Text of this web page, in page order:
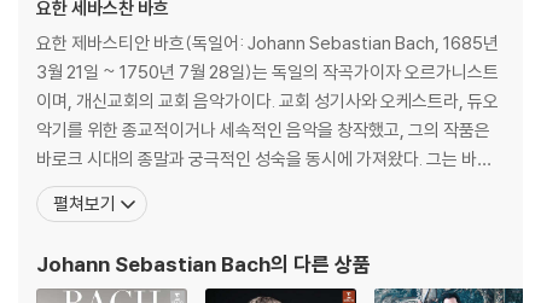
도 연주는 끝나지 않을 것이다. 요요 마는 언제나 이 작품을 연주할 것이고,
여러분이 이 위대한 작품을 자신과 함께 경험하기를 매순간 바랄 것이다.
그리고 이 작품으로 변화를 확인할 것 또한 멈추지 않을 것이다.
다만 앨범은 이렇게 말할 뿐이다. 여기 예순 둘, 겨울의 요요 마가 있다고.
요한 세바스찬 바흐
요한 제바스티안 바흐(독일어: Johann Sebastian Bach, 1685년
3월 21일 ~ 1750년 7월 28일)는 독일의 작곡가이자 오르가니스트
이며, 개신교회의 교회 음악가이다. 교회 성기사와 오케스트라, 듀오
악기를 위한 종교적이거나 세속적인 음악을 창작했고, 그의 작품은
바로크 시대의 종말과 궁극적인 성숙을 동시에 가져왔다. 그는 바로
크 시대의 최후에 위치하는 대가로서, 일반적인 작품은 독일음악의
전통에 깊이 뿌리박고 있을 뿐 아니라, 그 위에 이탈리아나 프랑스의
였다. 종교적 작품은 기존 구교 음
펼쳐보기
Johann Sebastian Bach의 다른 상품